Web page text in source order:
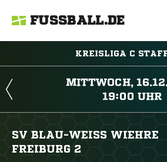
FUSSBALL.DE
KREISLIGA C

 
SV BLAU-WEISS WIEHRE
FREIBURG 2